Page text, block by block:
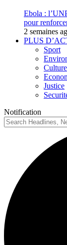
Ebola :
pour
2 semaines
PLUS
Sport
Culture
Justice
Notification